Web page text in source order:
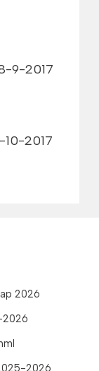
9-2017
2017
2026
2026
2026.